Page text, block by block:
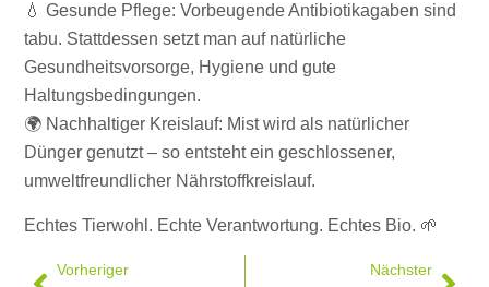
💧 Gesunde Pflege: Vorbeugende Antibiotikagaben sind
tabu. Stattdessen setzt man auf natürliche
Gesundheitsvorsorge, Hygiene und gute
Haltungsbedingungen.
🌍 Nachhaltiger Kreislauf: Mist wird als natürlicher
Dünger genutzt – so entsteht ein geschlossener,
umweltfreundlicher Nährstoffkreislauf.
Echtes Tierwohl. Echte Verantwortung. Echtes Bio. 🌱
Vorheriger Nächster